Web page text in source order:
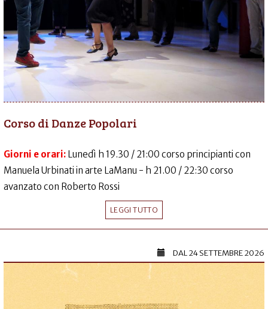
Corso di Danze Popolari
Giorni e orari: Lunedì h 19.30 / 21:00 corso principianti con
Manuela Urbinati in arte LaManu - h 21.00 / 22:30 corso
avanzato con Roberto Rossi
LEGGI TUTTO
DAL24 SETTEMBRE 2026